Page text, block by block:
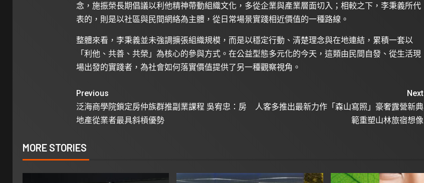
念，施振榮長期倡議以利他精神帶動組織文化，多從企業與產業層面切入；相較之下，李秉義所代
表的，則是以社區與民間網絡為主體，從日常場景實踐相近價值的一種路線。
整體來看，李秉義並未強調擴張組織規模，而是以穩定行動、清楚理念與在地連結，累積一套以
「利他、共善、共榮」為核心的參與方式。在公益型態多元化的今天，這類由民間自發、從生活現
場出發的實踐者，為社會如何落實價值提供了另一種觀察視角。
Previous
泛海商學院鎖定房仲族群推副業課程 吳宥忠：房
地產從業者最具斜槓優勢
Next
人客多推出最新力作「森山寫照」豪奢露營新典
範重塑山林旅宿想像
MORE STORIES